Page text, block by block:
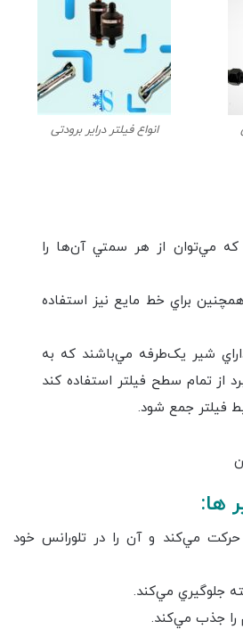
انواع فیلتر درایر برودتی
که مي‌توان از هر سمتي آن‌ها را
براي خط مايع نيز استفاده
شير يک‌طرفه مي‌باشند که به
از تمام سطح فيلتر استفاده کند
فيلتر جمع شود.
ها:
حرکت مي‌کند و آن را در تلورانس خود
جلوگيري مي‌کند.
جذب مي‌کند.